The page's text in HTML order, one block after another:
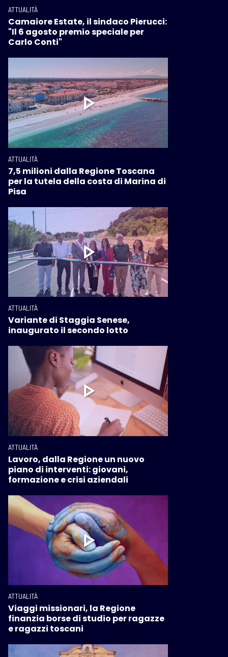
ATTUALITÀ
Camaiore Estate, il sindaco Pierucci:
"Il 6 agosto premio speciale per
Carlo Conti"
ATTUALITÀ
7,5 milioni dalla Regione Toscana
per la tutela della costa di Marina di
Pisa
ATTUALITÀ
Variante di Staggia Senese,
inaugurato il secondo lotto
ATTUALITÀ
Lavoro, dalla Regione un nuovo
piano di interventi: giovani,
formazione e crisi aziendali
ATTUALITÀ
Viaggi missionari, la Regione
finanzia borse di studio per ragazze
e ragazzi toscani